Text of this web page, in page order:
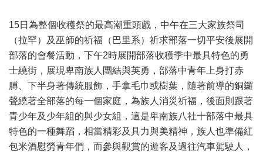
15日為整個收穫祭的最高潮重頭戲，中午在三大家族祭司
（拉罕）及巫師的祈福（巴里系）祈求部落一切平安後展開
部落的會餐活動，下午2時展開部落收穫季中最具特色的勇
士繞街，展現卑南族人團結與英勇，部落中青年上身打赤
膊、下半身著傳統服飾，手拿毛巾或樹葉，隨著前導的銅鑼
聲繞著全部落的每一個家庭，為族人消災祈福，後面則跟著
青少年及少年組的與少女組，這是卑南族八社十部落中最具
特色的一種舞蹈，相當精彩及具力與美精神，族人也準備紅
包米酒慰勞青年們，而參與觀賞的遊客及過往汽車駕駛人，